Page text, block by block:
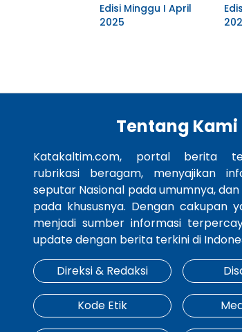
Edisi Minggu I April
2025
Tentang Kami
Katakaltim.com, portal berita
rubrikasi beragam, menyajikan
seputar Nasional pada umumnya,
pada khususnya. Dengan cakupan
menjadi sumber informasi
update dengan berita terkini di
Direksi & Redaksi
Kode Etik